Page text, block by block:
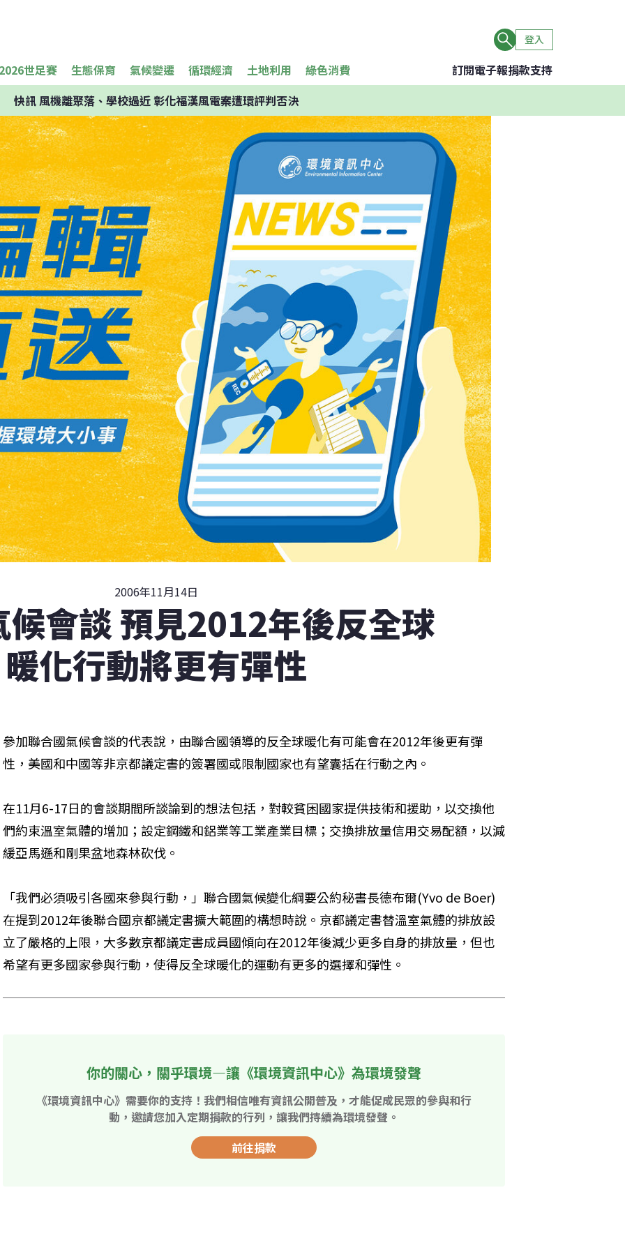
登入
世足賽 生態保育 氣候變遷 循環經濟 土地利用 綠色消費 訂閱電子報捐款支持
快訊風機離聚落、學校過近 彰化福漢風電案遭環評判否決
2006年11月14日
候會談 預見2012年後反全球
暖化行動將更有彈性
參加聯合國氣候會談的代表說，由聯合國領導的反全球暖化有可能會在2012年後更有彈
性，美國和中國等非京都議定書的簽署國或限制國家也有望囊括在行動之內。
在11月6-17日的會談期間所談論到的想法包括，對較貧困國家提供技術和援助，以交換他
們約束溫室氣體的增加；設定鋼鐵和鋁業等工業產業目標；交換排放量信用交易配額，以減
緩亞馬遜和剛果盆地森林砍伐。
「我們必須吸引各國來參與行動，」聯合國氣候變化綱要公約秘書長德布爾(Yvo de Boer)
在提到2012年後聯合國京都議定書擴大範圍的構想時說。京都議定書替溫室氣體的排放設
立了嚴格的上限，大多數京都議定書成員國傾向在2012年後減少更多自身的排放量，但也
希望有更多國家參與行動，使得反全球暖化的運動有更多的選擇和彈性。
你的關心，關乎環境—讓《環境資訊中心》為環境發聲
《環境資訊中心》需要你的支持！我們相信唯有資訊公開普及，才能促成民眾的參與和行
動，邀請您加入定期捐款的行列，讓我們持續為環境發聲。
前往捐款